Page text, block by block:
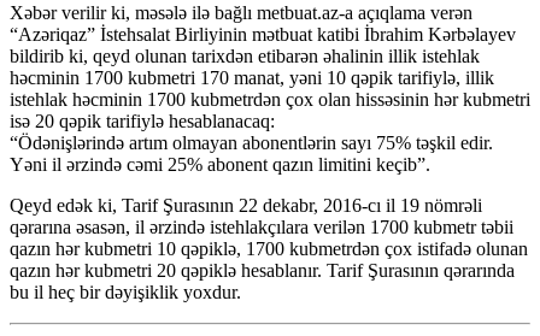
Xəbər verilir ki, məsələ ilə bağlı metbuat.az-a açıqlama verən
“Azəriqaz” İstehsalat Birliyinin mətbuat katibi İbrahim Kərbəlayev
bildirib ki, qeyd olunan tarixdən etibarən əhalinin illik istehlak
həcminin 1700 kubmetri 170 manat, yəni 10 qəpik tarifiylə, illik
istehlak həcminin 1700 kubmetrdən çox olan hissəsinin hər kubmetri
isə 20 qəpik tarifiylə hesablanacaq:
“Ödənişlərində artım olmayan abonentlərin sayı 75% təşkil edir.
Yəni il ərzində cəmi 25% abonent qazın limitini keçib”.
Qeyd edək ki, Tarif Şurasının 22 dekabr, 2016-cı il 19 nömrəli
qərarına əsasən, il ərzində istehlakçılara verilən 1700 kubmetr təbii
qazın hər kubmetri 10 qəpiklə, 1700 kubmetrdən çox istifadə olunan
qazın hər kubmetri 20 qəpiklə hesablanır. Tarif Şurasının qərarında
bu il heç bir dəyişiklik yoxdur.